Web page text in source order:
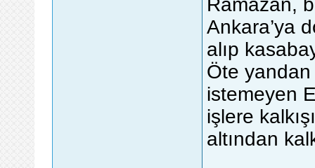
Ramazan,
Ankara’ya
alıp
Öte yandan
istemeyen
işlere
altından